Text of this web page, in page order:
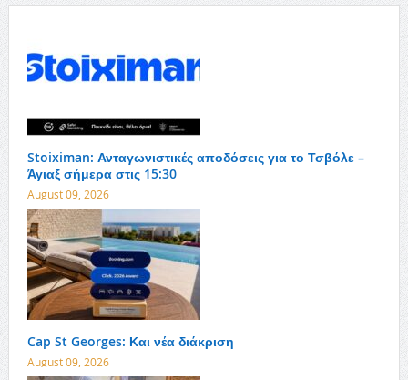
Stoiximan: Ανταγωνιστικές αποδόσεις για το Τσβόλε –
Άγιαξ σήμερα στις 15:30
August 09, 2026
Cap St Georges: Και νέα διάκριση
August 09, 2026